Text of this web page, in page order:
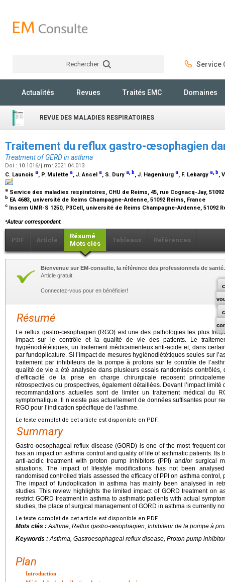
Rechercher Service
Actualités Revues Traités EMC Domaines
REVUE DES MALADIES RESPIRATOIRES
Traitement du reflux gastro-œsophagien
Treatment of GERD in asthma
Doi : 10.1016/j.rmr.2021.04.013
C. Launois a, P. Mulette a, J. Ancel a, S. Dury a b, J. Hagenburg a, F. Lebargy a b,
a Service des maladies respiratoires, CHU de Reims, 45, rue Cognacq-Jay,
b EA 4683, université de Reims Champagne-Ardenne, 51092 Reims, France
c Inserm UMR-S 1250, P3Cell, université de Reims Champagne-Ardenne, 51092
⁎Auteur correspondant.
PDF Article
Résumé
Mots clés
Tableaux Références
Bienvenue sur EM-consulte, la référence des professionnels de santé.
Article gratuit.
Connectez-vous pour en bénéficier!
Résumé
Le reflux gastro-œsophagien (RGO) est une des pathologies les plus
impact sur le contrôle et la qualité de vie des patients. Le
hygiénodiététiques, un traitement médicamenteux anti-acide et, dans
par fundoplicature. Si l’impact de mesures hygiénodiététiques seules sur
traitement par inhibiteurs de la pompe à protons sur le contrôle de
qualité de vie a été analysée dans plusieurs essais randomisés
d’efficacité de la prise en charge chirurgicale reposent
rétrospectives ou prospectives, également détaillées. Devant l’impact limité
recommandations actuelles sont de limiter un traitement médical du
symptomatique. Il n’existe pas actuellement de données suffisantes pour
RGO pour l’indication spécifique de l’asthme.
Le texte complet de cet article est disponible en PDF.
Summary
Gastro-oesophageal reflux disease (GORD) is one of the most frequent
has an impact on asthma control and quality of life of asthmatic patients. Its
anti-acidic treatment with proton pump inhibitors (PPI) and/or surgical
situations. The impact of lifestyle modifications has not been
randomised controlled trials assessed the efficacy of PPI on asthma
The impact of fundoplication in asthma has mainly been analysed in
studies. This review highlights the limited impact of GORD treatment on
restrict GORD treatment in asthma to asthmatic patients with actual
studies, the place of surgical management of GORD in asthma is currently
Le texte complet de cet article est disponible en PDF.
Mots clés :Asthme, Reflux gastro-œsophagien, Inhibiteur de la pompe à
Keywords :Asthma, Gastroesophageal reflux disease, Proton pump
Plan
Introduction